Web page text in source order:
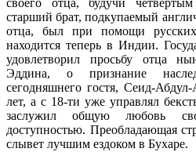
своего отца, будучи
старший брат, подкупаемый
отца, был при помощи
находится теперь в Индии.
удовлетворил просьбу отца
Эддина, о признание
сегодняшнего гостя, Сеид-
лет, а с 18-ти уже управлял
заслужил общую любовь
доступностью. Преобладающая
слывет лучшим ездоком в Бухаре.